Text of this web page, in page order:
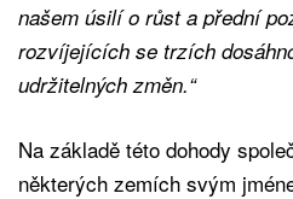
našem úsilí o růst a přední
rozvíjejících se trzích
udržitelných změn.“
Na základě této dohody
některých zemích svým